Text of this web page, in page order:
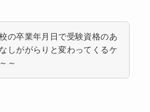
の卒業年月日で受験資格のあ
しががらりと変わってくるケ
～